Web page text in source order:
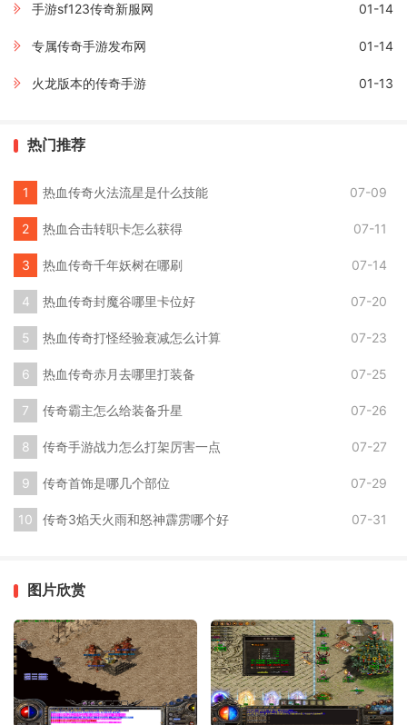
手游sf123传奇新服网 01-14
专属传奇手游发布网 01-14
火龙版本的传奇手游 01-13
热门推荐
热血传奇火法流星是什么技能 07-09
热血合击转职卡怎么获得 07-11
热血传奇千年妖树在哪刷 07-14
热血传奇封魔谷哪里卡位好 07-20
热血传奇打怪经验衰减怎么计算 07-23
热血传奇赤月去哪里打装备 07-25
传奇霸主怎么给装备升星 07-26
传奇手游战力怎么打架厉害一点 07-27
传奇首饰是哪几个部位 07-29
传奇3焰天火雨和怒神霹雳哪个好 07-31
图片欣赏